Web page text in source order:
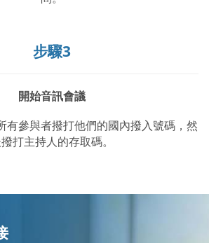
步驟3
開始音訊會議
有參與者撥打他們的國內撥入號碼，然
打主持人的存取碼。